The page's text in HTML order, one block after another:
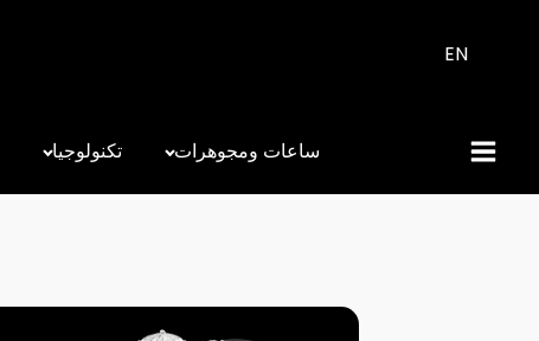
EN
ساعات ومجوهرات تكنولوجيا